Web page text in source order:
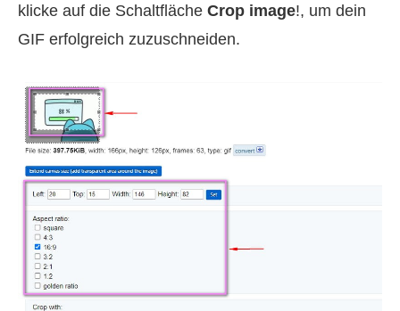
klicke auf die Schaltfläche Crop image!, um dein
GIF erfolgreich zuzuschneiden.